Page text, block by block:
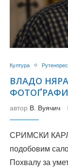
Култура Рутенпрес
ВЛАДО
автор В. Вуячич
СРИМСКИ
подобовим
Похвалу за